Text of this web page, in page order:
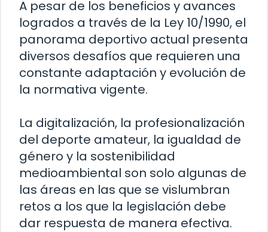
A pesar de los beneficios y avances
logrados a través de la Ley 10/1990, el
panorama deportivo actual presenta
diversos desafíos que requieren una
constante adaptación y evolución de
la normativa vigente.
La digitalización, la profesionalización
del deporte amateur, la igualdad de
género y la sostenibilidad
medioambiental son solo algunas de
las áreas en las que se vislumbran
retos a los que la legislación debe
dar respuesta de manera efectiva.